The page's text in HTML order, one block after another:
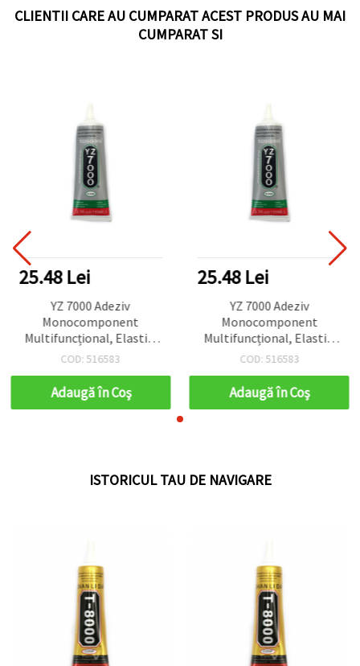
CLIENTII CARE AU CUMPARAT ACEST PRODUS AU MAI
CUMPARAT SI
25.48 Lei
YZ 7000 Adeziv
Monocomponent
Multifuncțional, Elastic,
Impermeabil, cu uscare
COD: 516583
Adaugă în Coş
25.48 Lei
YZ 7000 Adeziv
Monocomponent
Multifuncțional, Elastic,
Impermeabil, cu uscare
COD: 516583
Adaugă în Coş
ISTORICUL TAU DE NAVIGARE